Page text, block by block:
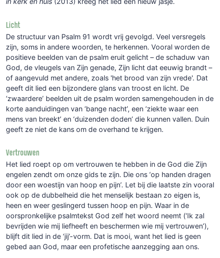
Licht
De structuur van Psalm 91 wordt vrij gevolgd. Veel versregels
zijn, soms in andere woorden, te herkennen. Vooral worden de
positieve beelden van de psalm eruit gelicht – de schaduw van
God, de vleugels van Zijn genade, Zijn licht dat eeuwig brandt –
of aangevuld met andere, zoals 'het brood van zijn vrede'. Dat
geeft dit lied een bijzondere glans van troost en licht. De
‘zwaardere’ beelden uit de psalm worden samengehouden in de
korte aanduidingen van ‘bange nacht’, een ‘ziekte waar een
mens van breekt’ en ‘duizenden doden’ die kunnen vallen. Duin
geeft ze niet de kans om de overhand te krijgen.
Vertrouwen
Het lied roept op om vertrouwen te hebben in de God die Zijn
engelen zendt om onze gids te zijn. Die ons ‘op handen dragen
door een woestijn van hoop en pijn’. Let bij die laatste zin vooral
ook op de dubbelheid die het menselijk bestaan zo eigen is,
heen en weer geslingerd tussen hoop en pijn. Waar in de
oorspronkelijke psalmtekst God zelf het woord neemt (‘Ik zal
bevrijden wie mij liefheeft en beschermen wie mij vertrouwen’),
blijft dit lied in de ‘jij’-vorm. Dat is mooi, want het lied is geen
gebed aan God, maar een profetische aanzegging aan ons.